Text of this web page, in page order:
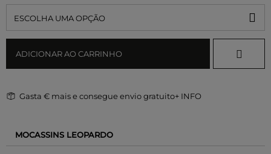
ESCOLHA UMA OPÇÃO
ADICIONAR AO CARRINHO
Gasta € mais e consegue envio gratuito+ INFO
MOCASSINS LEOPARDO